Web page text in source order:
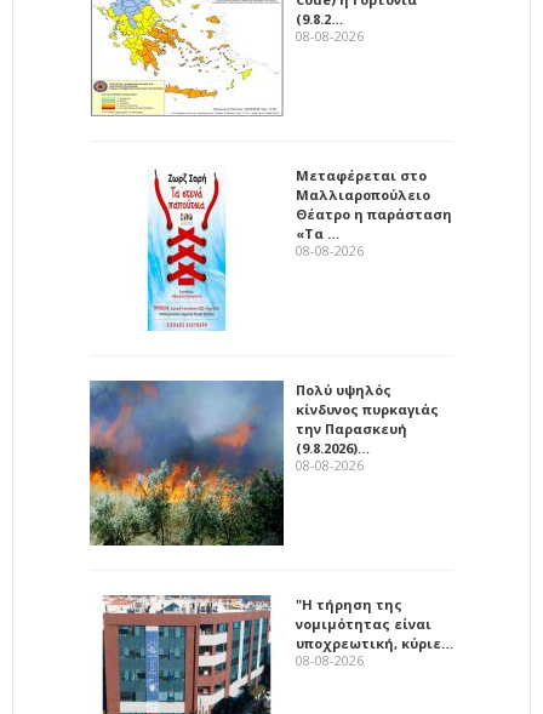
(9.8.2…
08-08-2026
Μεταφέρεται στο
Μαλλιαροπούλειο
Θέατρο η παράσταση
«Τα …
08-08-2026
Πολύ υψηλός
κίνδυνος πυρκαγιάς
την Παρασκευή
(9.8.2026)…
08-08-2026
"Η τήρηση της
νομιμότητας είναι
υποχρεωτική, κύριε…
08-08-2026